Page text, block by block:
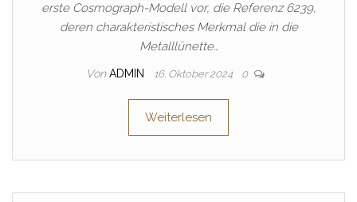
erste Cosmograph-Modell vor, die Referenz 6239,
deren charakteristisches Merkmal die in die
Metalllünette…
Von ADMIN 16. Oktober 2024 0
Weiterlesen